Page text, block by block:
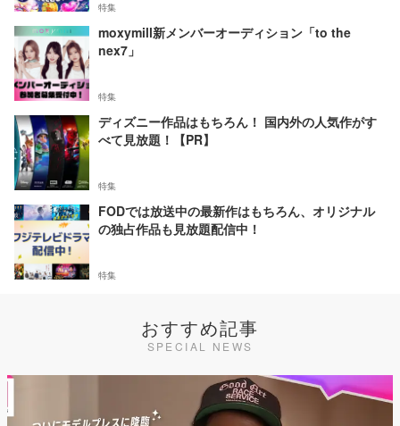
特集
moxymill新メンバーオーディション「to the
nex7」
特集
ディズニー作品はもちろん！ 国内外の人気作がす
べて見放題！【PR】
特集
FODでは放送中の最新作はもちろん、オリジナル
の独占作品も見放題配信中！
特集
おすすめ記事
SPECIAL NEWS